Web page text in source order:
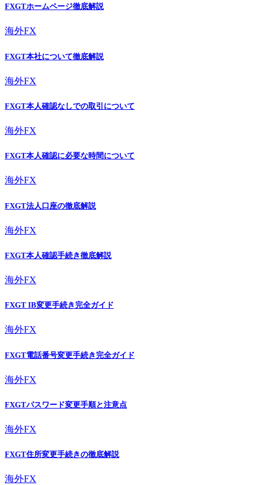
FXGTホームページ徹底解説
海外FX
FXGT本社について徹底解説
海外FX
FXGT本人確認なしでの取引について
海外FX
FXGT本人確認に必要な時間について
海外FX
FXGT法人口座の徹底解説
海外FX
FXGT本人確認手続き徹底解説
海外FX
FXGT IB変更手続き完全ガイド
海外FX
FXGT電話番号変更手続き完全ガイド
海外FX
FXGTパスワード変更手順と注意点
海外FX
FXGT住所変更手続きの徹底解説
海外FX